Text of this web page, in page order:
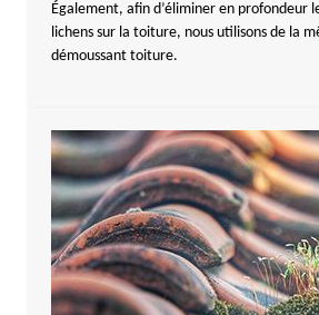
Également, afin d’éliminer en profondeur
lichens sur la toiture, nous utilisons de la
démoussant toiture.